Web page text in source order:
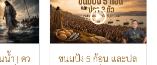
น้ำ | คว
ขนมปัง 5 ก้อน และปล